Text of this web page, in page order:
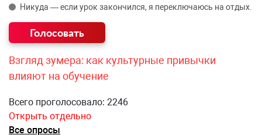
Никуда — если урок закончился, я переключаюсь на отдых.
Взгляд зумера: как культурные привычки
влияют на обучение
Всего проголосовало: 2246
Открыть отдельно
Все опросы